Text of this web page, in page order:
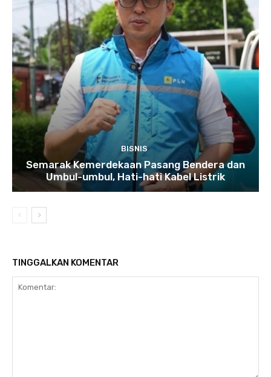
BISNIS
Semarak Kemerdekaan Pasang Bendera dan
Umbul-umbul, Hati-hati Kabel Listrik
TINGGALKAN KOMENTAR